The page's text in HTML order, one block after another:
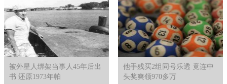
被外星人绑架当事人45年后出
书 还原1973年帕
他手残买2组同号乐透 竟连中
头奖爽领970多万